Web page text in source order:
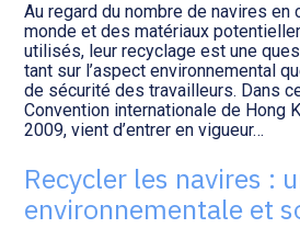
Audit légal
Gestion de patrimoine
Procédures collectives
Transition numérique
Analyse et tableau de bord :
WAIBI
Gérer vos ressources
humaines : SILAE
Au regard du nombre de navires en
monde et des matériaux
utilisés, leur recyclage est une
tant sur l’aspect environnemental
de sécurité des travailleurs. Dans
Convention internationale de Hong
2009, vient d’entrer en vigueur…
Recycler les navires :
environnementale et